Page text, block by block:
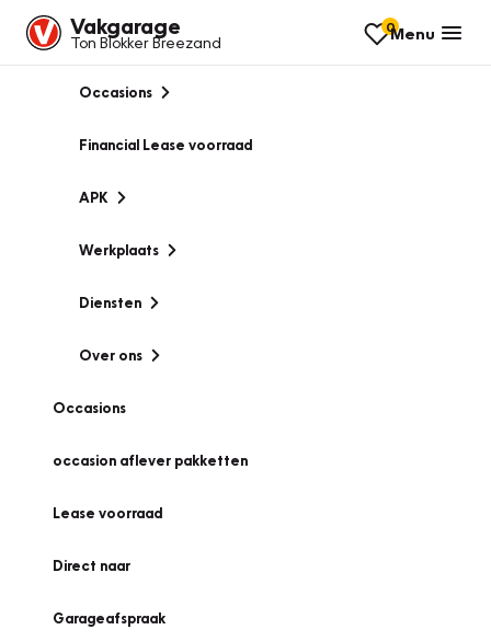
Vakgarage
Ton Blokker Breezand
0Menu
Occasions
Financial Lease voorraad
APK
Werkplaats
Diensten
Over ons
Occasions
occasion aflever pakketten
Lease voorraad
Direct naar
Garageafspraak